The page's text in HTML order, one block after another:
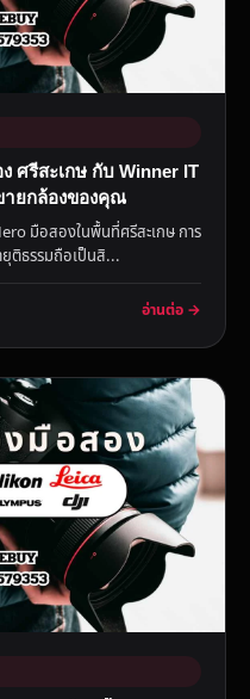
ศรีสะเกษ กับ Winner IT
ายกล้องของคุณ
มือสองในพื้นที่ศรีสะเกษ การ
ยุติธรรมถือเป็นสิ...
อ่านต่อ →